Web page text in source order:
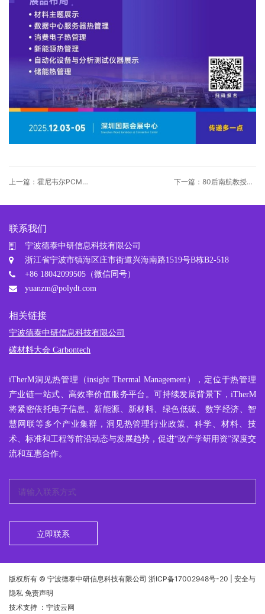
上一篇：霍尼韦尔PCM：
与AI散热困局
下一篇：80后南航教授突
再获中车投资
联系我们
宁波德泰中研信息科技有限公司
浙江省宁波市镇海区庄市街道兴海南路1519号B栋B2-518
+86 18042099505（微信同号）
yuanzm@polydt.com
相关链接
宁波德泰中研信息科技有限公司
碳材料大会 Carbontech
iTherM洞见热管理
（insight Thermal Management），定位于热管理
产业链一站式、高效率价值服务平台。可持续发展背景下，iTherM
将紧密依托电子信息、新能源、新材料、绿色低碳、数字经济、智
慧网联等多个产业集群，洞见热管理行业政策、科学、材料、技
术、标准和工程等前沿动态与发展趋势，促进“政产学研用资”深度交
流和互惠合作。
立即联系
版权所有 © 宁波德泰中研信息科技有限公司 浙ICP备17002948号-20 | 安全与
隐私 免责声明
技术支持 ：宁波云网